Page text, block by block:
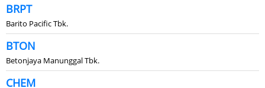
BRPT
Barito Pacific Tbk.
BTON
Betonjaya Manunggal Tbk.
CHEM